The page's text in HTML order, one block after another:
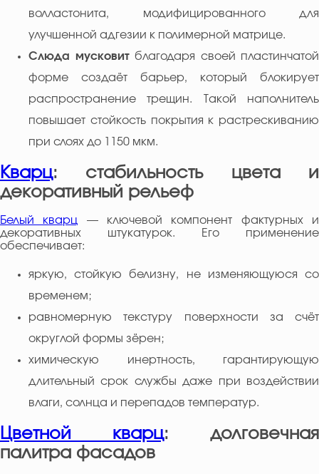
волластонита, модифицированного для
улучшенной адгезии к полимерной матрице.
Слюда мусковитблагодаря своей пластинчатой
форме создаёт барьер, который блокирует
распространение трещин. Такой наполнитель
повышает стойкость покрытия к растрескиванию
при слоях до 1150 мкм.
Кварц: стабильность цвета и
декоративный рельеф
Белый кварц — ключевой компонент фактурных и
декоративных штукатурок. Его применение
обеспечивает:
яркую, стойкую белизну, не изменяющуюся со
временем;
равномерную текстуру поверхности за счёт
округлой формы зёрен;
химическую инертность, гарантирующую
длительный срок службы даже при воздействии
влаги, солнца и перепадов температур.
Цветной кварц: долговечная
палитра фасадов